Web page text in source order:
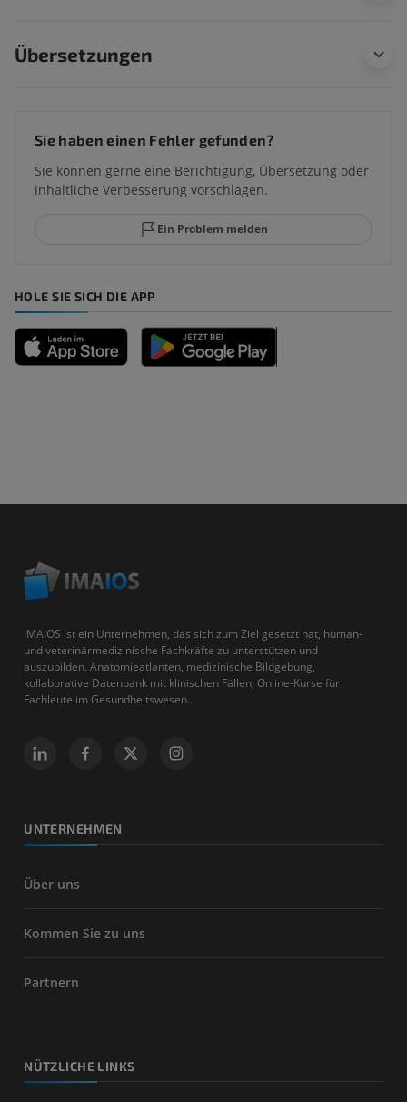
Übersetzungen
Sie haben einen Fehler gefunden?
Sie können gerne eine Berichtigung, Übersetzung oder
inhaltliche Verbesserung vorschlagen.
Ein Problem melden
HOLE SIE SICH DIE APP
IMAIOS ist ein Unternehmen, das sich zum Ziel gesetzt hat, human-
und veterinärmedizinische Fachkräfte zu unterstützen und
auszubilden. Anatomieatlanten, medizinische Bildgebung,
kollaborative Datenbank mit klinischen Fällen, Online-Kurse für
Fachleute im Gesundheitswesen...
UNTERNEHMEN
Über uns
Kommen Sie zu uns
Partnern
NÜTZLICHE LINKS